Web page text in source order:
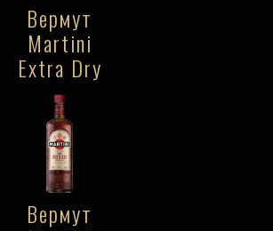
Вермут
Martini
Extra Dry
Вермут